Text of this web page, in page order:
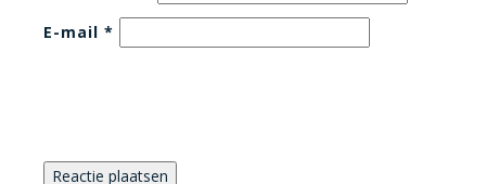
E-mail *